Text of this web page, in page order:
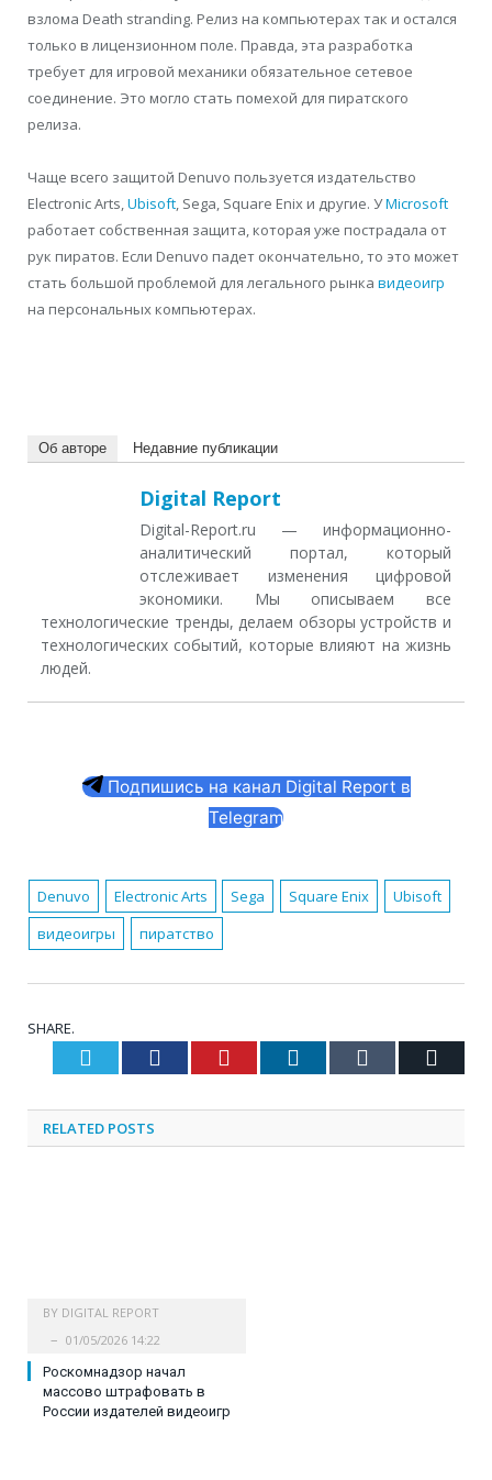
взлома Death stranding. Релиз на компьютерах так и остался
только в лицензионном поле. Правда, эта разработка
требует для игровой механики обязательное сетевое
соединение. Это могло стать помехой для пиратского
релиза.
Чаще всего защитой Denuvo пользуется издательство
Electronic Arts,Ubisoft, Sega, Square Enix и другие. УMicrosoft
работает собственная защита, которая уже пострадала от
рук пиратов. Если Denuvo падет окончательно, то это может
стать большой проблемой для легального рынка видеоигр
на персональных компьютерах.
Об авторе Недавние публикации
Digital Report
Digital-Report.ru — информационно-
аналитический портал, который
отслеживает изменения цифровой
экономики. Мы описываем все
технологические тренды, делаем обзоры устройств и
технологических событий, которые влияют на жизнь
людей.
Подпишись на канал Digital Report в
Telegram
Denuvo Electronic Arts Sega Square Enix
Ubisoft
видеоигры
пиратство
SHARE.
Twitter Facebook Pinterest LinkedIn Tumblr
RELATED POSTS
BY DIGITAL REPORT
01/05/2026 14:22
Роскомнадзор начал
массово штрафовать в
России издателей видеоигр